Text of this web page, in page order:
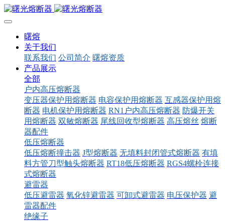
曙熔
关于我们
联系我们 公司简介 曙熔资质
产品展示
全部
户内高压熔断器
变压器保护用熔断器 电容保护用熔断器 互感器保护用熔
断器 电机保护用熔断器 RN1户内高压熔断器 防爆开关
用熔断器 双敏熔断器 尾线回收型熔断器 高压熔丝 熔断
器配件
低压熔断器
低压熔断撞击器 J型熔断器 无填料封闭管式熔断器 有填
料方管刀型触头熔断器 RT18低压熔断器 RGS4螺栓连接
式熔断器
避雷器
低压避雷器 氧化锌避雷器 可卸式避雷器 电压保护器 避
雷器配件
绝缘子